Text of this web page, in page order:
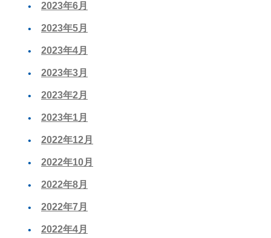
2023年6月
2023年5月
2023年4月
2023年3月
2023年2月
2023年1月
2022年12月
2022年10月
2022年8月
2022年7月
2022年4月